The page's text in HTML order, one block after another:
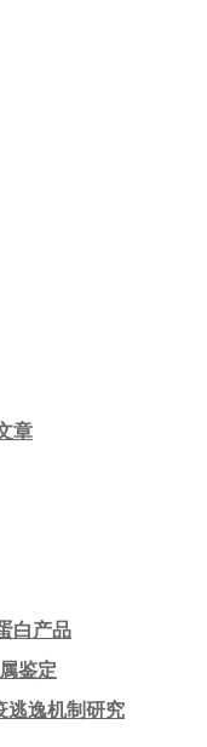
章
白产品
鉴定
逃逸机制研究